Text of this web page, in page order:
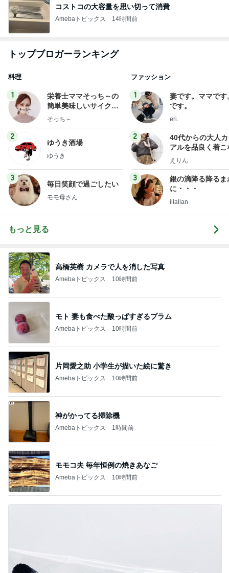
コストコの大容量を思い切って消費
Amebaトピックス 14時間前
トップブロガーランキング
料理
1
栄養士ママそっち～の
簡単美味しいサイクル
献立
そっち～
2
ゆうき酒場
ゆうき
3
毎日笑顔で過ごしたい
モモ母さん
ファッション
1
妻です。ママです
です。
eri.
2
40代からの大人
アルを品良く着こ
ファッションブロ
えりん
3
銀の滴降る降るま
に・・・
illallan
もっと見る
高橋英樹 カメラで人を消した写真
Amebaトピックス 10時間前
モト 妻も食べた酸っぱすぎるプラム
Amebaトピックス 10時間前
片岡愛之助 小学生が描いた絵に驚き
Amebaトピックス 10時間前
神がかってる掃除機
Amebaトピックス 1時間前
モモコ夫 毎年恒例の焼きあなご
Amebaトピックス 10時間前